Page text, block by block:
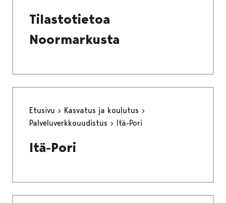
Tilastotietoa
Noormarkusta
Etusivu
Kasvatus ja koulutus
Palveluverkkouudistus
Itä-Pori
Itä-Pori